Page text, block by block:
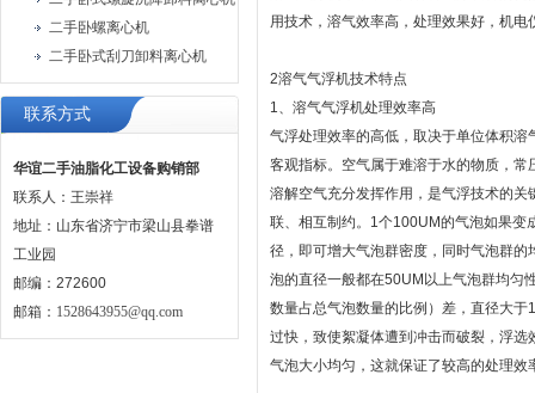
二手卧螺离心机
二手卧式刮刀卸料离心机
联系方式
华谊二手油脂化工设备购销部
联系人：王崇祥
地址：山东省济宁市梁山县拳谱
工业园
邮编：272600
邮箱： 1528643955@qq.com
用技术，溶气效率高，处理效果好，机电
2溶气气浮机技术特点
1、溶气气浮机处理效率高
气浮处理效率的高低，取决于单位体积
客观指标。空气属于难溶于水的物质，
溶解空气充分发挥作用，是气浮技术的
联、相互制约。1个100UM的气泡如果变
径，即可增大气泡群密度，同时气泡群
泡的直径一般都在50UM以上气泡群均匀
数量占总气泡数量的比例）差，直径大
过快，致使絮凝体遭到冲击而破裂，浮
气泡大小均匀，这就保证了较高的处理效